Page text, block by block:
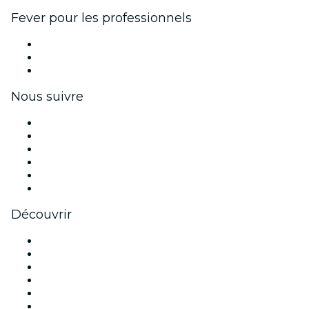
Fever pour les professionnels
Nous suivre
Découvrir